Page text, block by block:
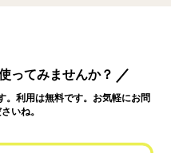
ってみませんか？
。利用は無料です。お気軽にお問
いね。